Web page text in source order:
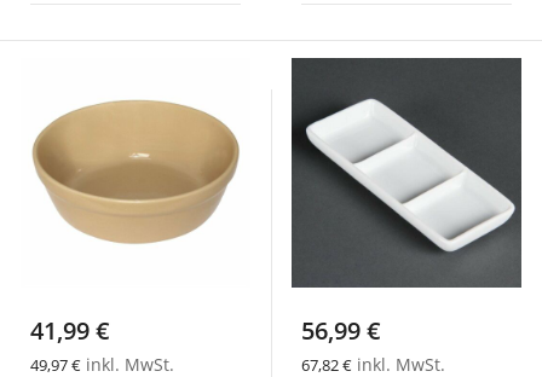
41,99 €
49,97 € inkl. MwSt.
56,99 €
67,82 € inkl. MwSt.